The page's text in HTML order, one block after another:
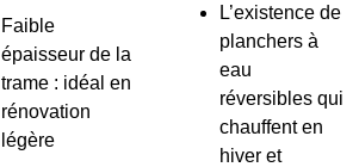
Faible
épaisseur de la
trame : idéal en
rénovation
légère
L’existence de
planchers à
eau
réversibles qui
chauffent en
hiver et